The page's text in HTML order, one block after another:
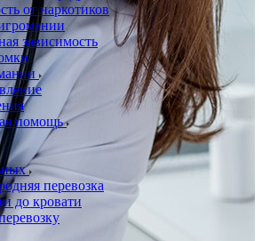
от наркотиков
зависимость
помощь
перевозка
до кровати